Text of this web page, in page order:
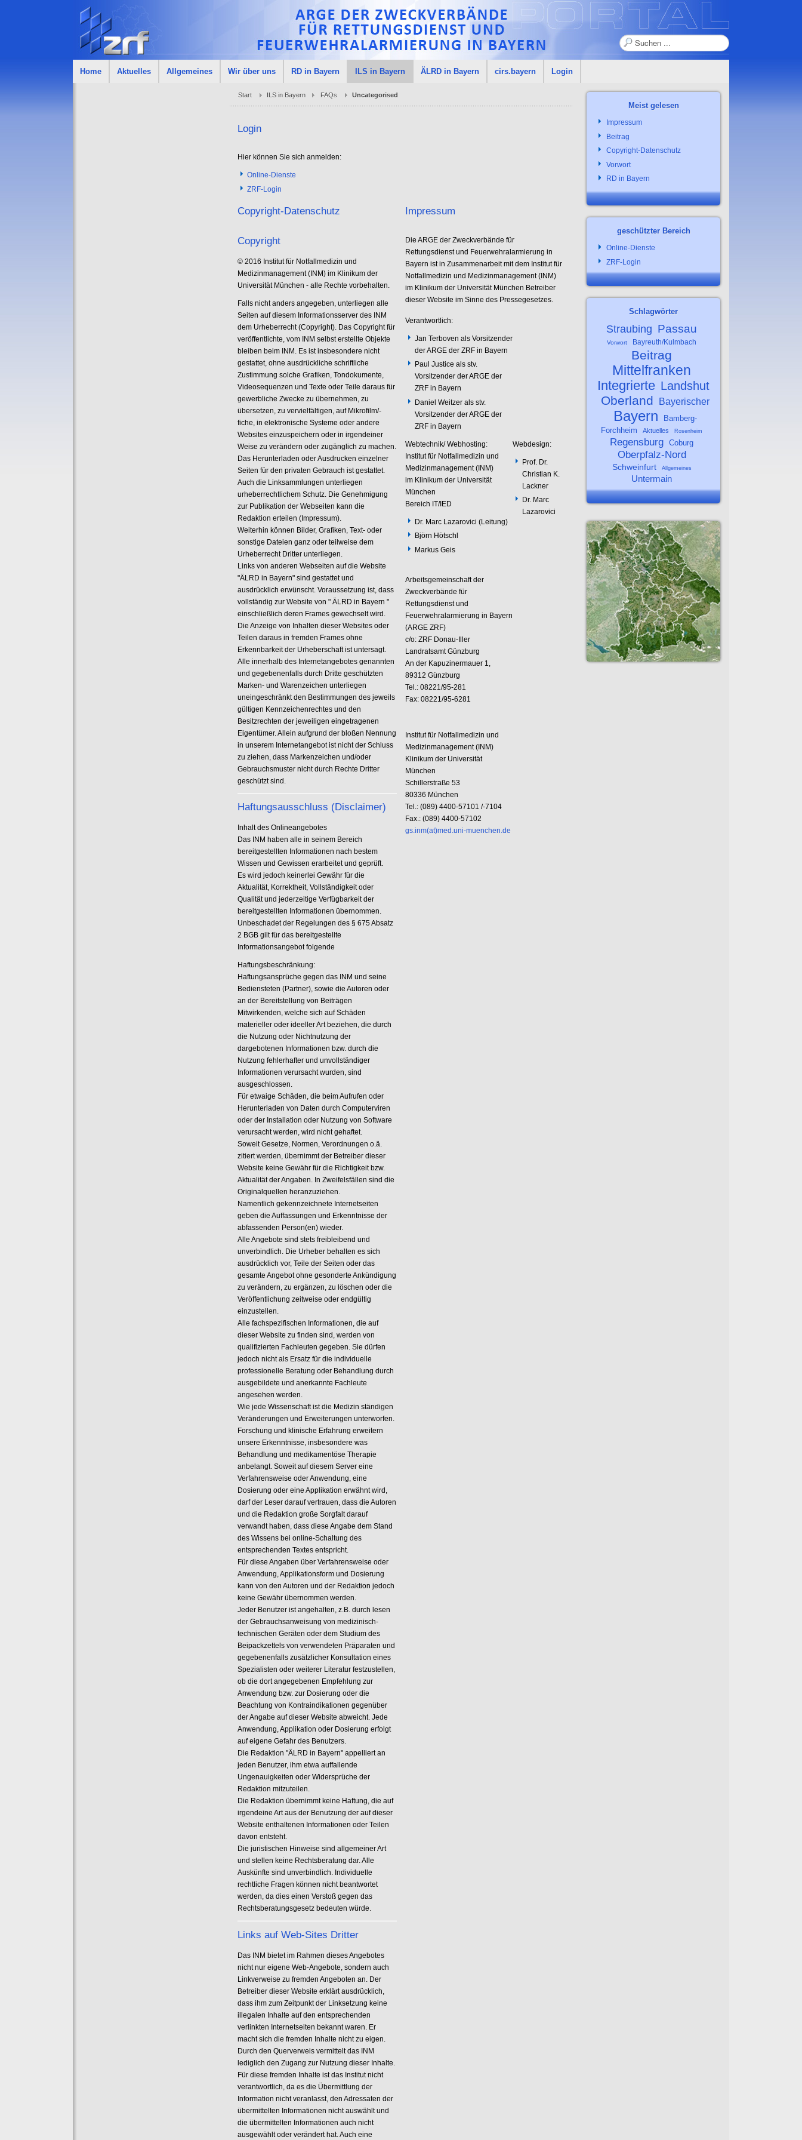
Suchen
Home Aktuelles Allgemeines Wir über uns RD in Bayern ILS in Bayern ÄLRD in Bayern cirs.bayern Login
Start ILS in Bayern FAQs Uncategorised
Login
Hier können Sie sich anmelden:
Online-Dienste
ZRF-Login
Copyright-Datenschutz
Copyright
© 2016 Institut für Notfallmedizin und
Medizinmanagement (INM) im Klinikum der
Universität München - alle Rechte vorbehalten.
Falls nicht anders angegeben, unterliegen alle
Seiten auf diesem Informationsserver des INM
dem Urheberrecht (Copyright). Das Copyright für
veröffentlichte, vom INM selbst erstellte Objekte
bleiben beim INM. Es ist insbesondere nicht
gestattet, ohne ausdrückliche schriftliche
Zustimmung solche Grafiken, Tondokumente,
Videosequenzen und Texte oder Teile daraus für
gewerbliche Zwecke zu übernehmen, zu
übersetzen, zu vervielfältigen, auf Mikrofilm/-
fiche, in elektronische Systeme oder andere
Websites einzuspeichern oder in irgendeiner
Weise zu verändern oder zugänglich zu machen.
Das Herunterladen oder Ausdrucken einzelner
Seiten für den privaten Gebrauch ist gestattet.
Auch die Linksammlungen unterliegen
urheberrechtlichem Schutz. Die Genehmigung
zur Publikation der Webseiten kann die
Redaktion erteilen (Impressum).
Weiterhin können Bilder, Grafiken, Text- oder
sonstige Dateien ganz oder teilweise dem
Urheberrecht Dritter unterliegen.
Links von anderen Webseiten auf die Website
"ÄLRD in Bayern" sind gestattet und
ausdrücklich erwünscht. Voraussetzung ist, dass
vollständig zur Website von " ÄLRD in Bayern "
einschließlich deren Frames gewechselt wird.
Die Anzeige von Inhalten dieser Websites oder
Teilen daraus in fremden Frames ohne
Erkennbarkeit der Urheberschaft ist untersagt.
Alle innerhalb des Internetangebotes genannten
und gegebenenfalls durch Dritte geschützten
Marken- und Warenzeichen unterliegen
uneingeschränkt den Bestimmungen des jeweils
gültigen Kennzeichenrechtes und den
Besitzrechten der jeweiligen eingetragenen
Eigentümer. Allein aufgrund der bloßen Nennung
in unserem Internetangebot ist nicht der Schluss
zu ziehen, dass Markenzeichen und/oder
Gebrauchsmuster nicht durch Rechte Dritter
geschützt sind.
Haftungsausschluss (Disclaimer)
Inhalt des Onlineangebotes
Das INM haben alle in seinem Bereich
bereitgestellten Informationen nach bestem
Wissen und Gewissen erarbeitet und geprüft.
Es wird jedoch keinerlei Gewähr für die
Aktualität, Korrektheit, Vollständigkeit oder
Qualität und jederzeitige Verfügbarkeit der
bereitgestellten Informationen übernommen.
Unbeschadet der Regelungen des § 675 Absatz
2 BGB gilt für das bereitgestellte
Informationsangebot folgende
Haftungsbeschränkung:
Haftungsansprüche gegen das INM und seine
Bediensteten (Partner), sowie die Autoren oder
an der Bereitstellung von Beiträgen
Mitwirkenden, welche sich auf Schäden
materieller oder ideeller Art beziehen, die durch
die Nutzung oder Nichtnutzung der
dargebotenen Informationen bzw. durch die
Nutzung fehlerhafter und unvollständiger
Informationen verursacht wurden, sind
ausgeschlossen.
Für etwaige Schäden, die beim Aufrufen oder
Herunterladen von Daten durch Computerviren
oder der Installation oder Nutzung von Software
verursacht werden, wird nicht gehaftet.
Soweit Gesetze, Normen, Verordnungen o.ä.
zitiert werden, übernimmt der Betreiber dieser
Website keine Gewähr für die Richtigkeit bzw.
Aktualität der Angaben. In Zweifelsfällen sind die
Originalquellen heranzuziehen.
Namentlich gekennzeichnete Internetseiten
geben die Auffassungen und Erkenntnisse der
abfassenden Person(en) wieder.
Alle Angebote sind stets freibleibend und
unverbindlich. Die Urheber behalten es sich
ausdrücklich vor, Teile der Seiten oder das
gesamte Angebot ohne gesonderte Ankündigung
zu verändern, zu ergänzen, zu löschen oder die
Veröffentlichung zeitweise oder endgültig
einzustellen.
Alle fachspezifischen Informationen, die auf
dieser Website zu finden sind, werden von
qualifizierten Fachleuten gegeben. Sie dürfen
jedoch nicht als Ersatz für die individuelle
professionelle Beratung oder Behandlung durch
ausgebildete und anerkannte Fachleute
angesehen werden.
Wie jede Wissenschaft ist die Medizin ständigen
Veränderungen und Erweiterungen unterworfen.
Forschung und klinische Erfahrung erweitern
unsere Erkenntnisse, insbesondere was
Behandlung und medikamentöse Therapie
anbelangt. Soweit auf diesem Server eine
Verfahrensweise oder Anwendung, eine
Dosierung oder eine Applikation erwähnt wird,
darf der Leser darauf vertrauen, dass die Autoren
und die Redaktion große Sorgfalt darauf
verwandt haben, dass diese Angabe dem Stand
des Wissens bei online-Schaltung des
entsprechenden Textes entspricht.
Für diese Angaben über Verfahrensweise oder
Anwendung, Applikationsform und Dosierung
kann von den Autoren und der Redaktion jedoch
keine Gewähr übernommen werden.
Jeder Benutzer ist angehalten, z.B. durch lesen
der Gebrauchsanweisung von medizinisch-
technischen Geräten oder dem Studium des
Beipackzettels von verwendeten Präparaten und
gegebenenfalls zusätzlicher Konsultation eines
Spezialisten oder weiterer Literatur festzustellen,
ob die dort angegebenen Empfehlung zur
Anwendung bzw. zur Dosierung oder die
Beachtung von Kontraindikationen gegenüber
der Angabe auf dieser Website abweicht. Jede
Anwendung, Applikation oder Dosierung erfolgt
auf eigene Gefahr des Benutzers.
Die Redaktion "ÄLRD in Bayern" appelliert an
jeden Benutzer, ihm etwa auffallende
Ungenauigkeiten oder Widersprüche der
Redaktion mitzuteilen.
Die Redaktion übernimmt keine Haftung, die auf
irgendeine Art aus der Benutzung der auf dieser
Website enthaltenen Informationen oder Teilen
davon entsteht.
Die juristischen Hinweise sind allgemeiner Art
und stellen keine Rechtsberatung dar. Alle
Auskünfte sind unverbindlich. Individuelle
rechtliche Fragen können nicht beantwortet
werden, da dies einen Verstoß gegen das
Rechtsberatungsgesetz bedeuten würde.
Links auf Web-Sites Dritter
Das INM bietet im Rahmen dieses Angebotes
nicht nur eigene Web-Angebote, sondern auch
Linkverweise zu fremden Angeboten an. Der
Betreiber dieser Website erklärt ausdrücklich,
dass ihm zum Zeitpunkt der Linksetzung keine
illegalen Inhalte auf den entsprechenden
verlinkten Internetseiten bekannt waren. Er
macht sich die fremden Inhalte nicht zu eigen.
Durch den Querverweis vermittelt das INM
lediglich den Zugang zur Nutzung dieser Inhalte.
Für diese fremden Inhalte ist das Institut nicht
verantwortlich, da es die Übermittlung der
Information nicht veranlasst, den Adressaten der
übermittelten Informationen nicht auswählt und
die übermittelten Informationen auch nicht
ausgewählt oder verändert hat. Auch eine
Impressum
Die ARGE der Zweckverbände für
Rettungsdienst und Feuerwehralarmierung in
Bayern ist in Zusammenarbeit mit dem Institut für
Notfallmedizin und Medizinmanagement (INM)
im Klinikum der Universität München Betreiber
dieser Website im Sinne des Pressegesetzes.
Verantwortlich:
Jan Terboven als Vorsitzender
der ARGE der ZRF in Bayern
Paul Justice als stv.
Vorsitzender der ARGE der
ZRF in Bayern
Daniel Weitzer als stv.
Vorsitzender der ARGE der
ZRF in Bayern
Webtechnik/ Webhosting:
Institut für Notfallmedizin und
Medizinmanagement (INM)
im Klinikum der Universität
München
Bereich IT/IED
Dr. Marc Lazarovici (Leitung)
Björn Hötschl
Markus Geis
Webdesign:
Prof. Dr.
Christian K.
Lackner
Dr. Marc
Lazarovici
Arbeitsgemeinschaft der
Zweckverbände für
Rettungsdienst und
Feuerwehralarmierung in Bayern
(ARGE ZRF)
c/o: ZRF Donau-Iller
Landratsamt Günzburg
An der Kapuzinermauer 1,
89312 Günzburg
Tel.: 08221/95-281
Fax: 08221/95-6281
Institut für Notfallmedizin und
Medizinmanagement (INM)
Klinikum der Universität
München
Schillerstraße 53
80336 München
Tel.: (089) 4400-57101 /-7104
Fax.: (089) 4400-57102
gs.inm(at)med.uni-muenchen.de
Meist gelesen
Impressum
Beitrag
Copyright-Datenschutz
Vorwort
RD in Bayern
geschützter Bereich
Online-Dienste
ZRF-Login
Schlagwörter
Straubing Passau
Vorwort Bayreuth/Kulmbach
Beitrag
Mittelfranken
Integrierte Landshut
Oberland Bayerischer
Bayern
Bamberg-
Forchheim
Aktuelles Rosenheim
Regensburg Coburg
Oberpfalz-Nord
Schweinfurt Allgemeines
Untermain